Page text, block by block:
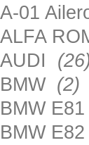
A-01
ALFA
AUDI
BMW (2)
BMW
BMW